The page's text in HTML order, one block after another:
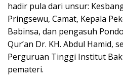
hadir pula dari unsur:
Pringsewu, Camat, Kepala
Babinsa, dan pengasuh
Qur’an Dr. KH. Abdul Hamid,
Perguruan Tinggi Institut
pemateri.